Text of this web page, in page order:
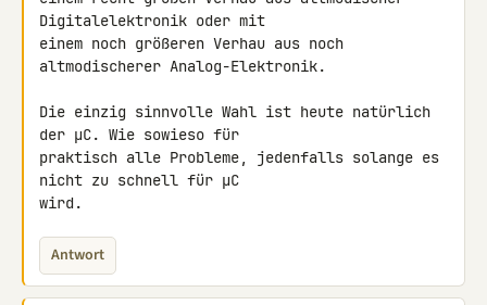
Digitalelektronik oder mit
einem noch größeren Verhau aus noch
altmodischerer Analog-Elektronik.
Die einzig sinnvolle Wahl ist heute natürlich
der µC. Wie sowieso für
praktisch alle Probleme, jedenfalls solange es
nicht zu schnell für µC
wird.
Antwort